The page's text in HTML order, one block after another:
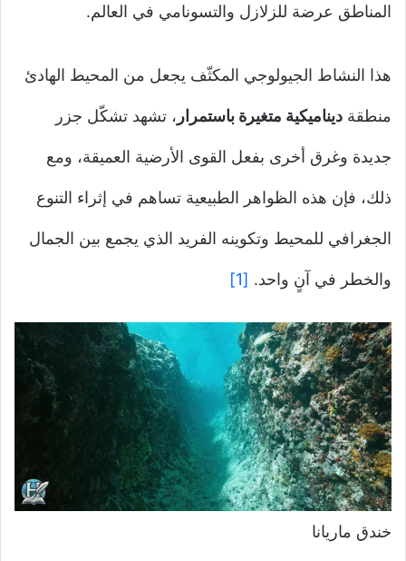
المناطق عرضة للزلازل والتسونامي في العالم.
هذا النشاط الجيولوجي المكثّف يجعل من المحيط الهادئ
منطقة ديناميكية متغيرة باستمرار ، تشهد تشكّل جزر
جديدة وغرق أخرى بفعل القوى الأرضية العميقة، ومع
ذلك، فإن هذه الظواهر الطبيعية تساهم في إثراء التنوع
الجغرافي للمحيط وتكوينه الفريد الذي يجمع بين الجمال
والخطر في آنٍ واحد. [1]
خندق ماريانا